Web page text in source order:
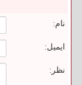
نام:
ایمیل:
نظر: